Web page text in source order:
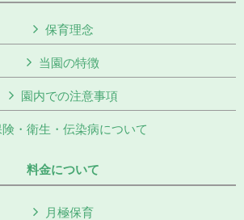
保育理念
当園の特徴
園内での注意事項
険・衛生・伝染病について
料金について
月極保育